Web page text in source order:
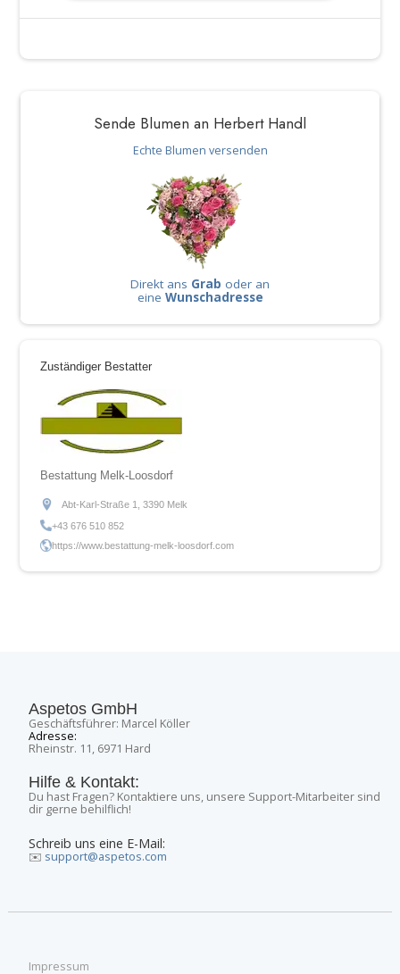
Sende Blumen an Herbert Handl
Echte Blumen versenden
Direkt ans Grab oder an
eine Wunschadresse
Zuständiger Bestatter
Bestattung Melk-Loosdorf
Abt-Karl-Straße 1, 3390 Melk
+43 676 510 852
https://www.bestattung-melk-loosdorf.com
Aspetos GmbH
Geschäftsführer: Marcel Köller
Adresse:
Rheinstr. 11, 6971 Hard
Hilfe & Kontakt:
Du hast Fragen? Kontaktiere uns, unsere Support-Mitarbeiter sind
dir gerne behilflich!
Schreib uns eine E-Mail:
✉️ support@aspetos.com
Impressum